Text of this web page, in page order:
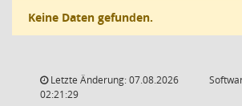
Keine Daten gefunden.
Letzte Änderung: 07.08.2026
02:21:29